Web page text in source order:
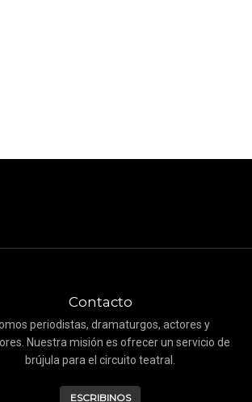
Contacto
periodistas, dramaturgos, actores y
Nuestra misión es ofrecer un servicio de
brújula para el circuito teatral.
ESCRIBINOS